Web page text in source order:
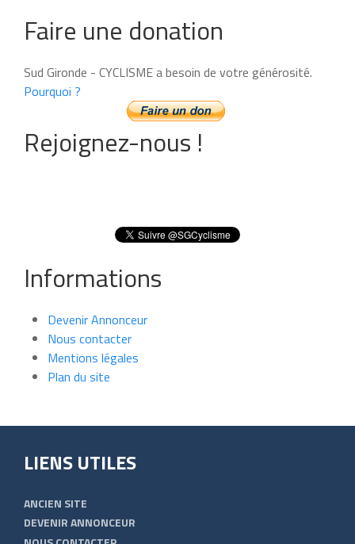
Faire une donation
Sud Gironde - CYCLISME a besoin de votre générosité.
Pourquoi ?
Rejoignez-nous !
Informations
Devenir Annonceur
Nous contacter
Mentions légales
Plan du site
LIENS UTILES
ANCIEN SITE
DEVENIR ANNONCEUR